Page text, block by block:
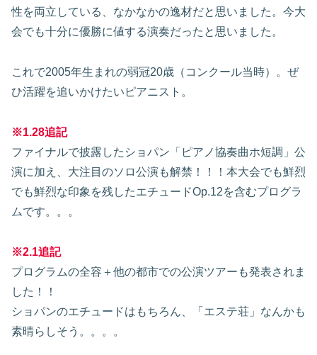
性を両立している、なかなかの逸材だと思いました。今大
会でも十分に優勝に値する演奏だったと思いました。
これで2005年生まれの弱冠20歳（コンクール当時）。ぜ
ひ活躍を追いかけたいピアニスト。
※1.28追記
ファイナルで披露したショパン「ピアノ協奏曲ホ短調」公
演に加え、大注目のソロ公演も解禁！！！本大会でも鮮烈
でも鮮烈な印象を残したエチュードOp.12を含むプログラ
ムです。。。
※2.1追記
プログラムの全容＋他の都市での公演ツアーも発表されま
した！！
ショパンのエチュードはもちろん、「エステ荘」なんかも
素晴らしそう。。。。